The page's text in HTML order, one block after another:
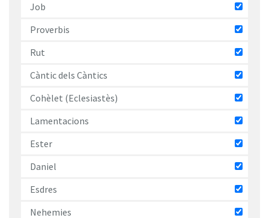
Job
Proverbis
Rut
Càntic dels Càntics
Cohèlet (Eclesiastès)
Lamentacions
Ester
Daniel
Esdres
Nehemies